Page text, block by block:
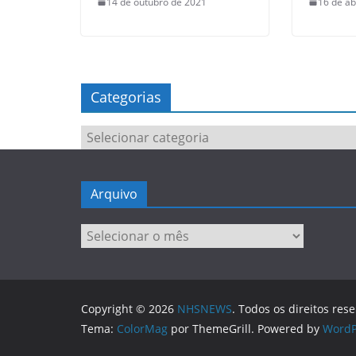
Categorias
Categorias
Arquivo
Arquivo
Copyright © 2026 NHSNEWS. Todos os direitos
Tema: ColorMag por ThemeGrill. Powered by